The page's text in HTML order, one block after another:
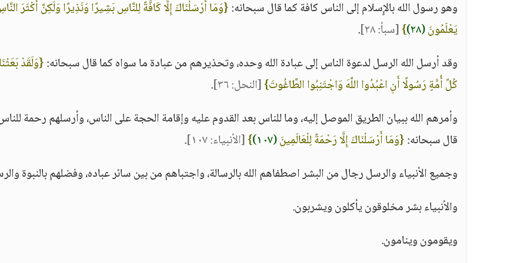
وهو رسول الله بالإٍسلام إلى الناس كافة كما قال سبحانه:{وَمَا أَرْسَلْنَاكَ إِلَّا كَافَّةً لِلنَّاسِ بَشِيرًا وَنَذِيرًا وَلَكِنَّ أَكْثَرَ
يَعْلَمُونَ(٢٨) }[سبأ: ٢٨]
.
وقد أرسل الله الرسل لدعوة الناس إلى عبادة الله وحده، وتحذيرهم من عبادة ما سواه كما قال سبحانه:{وَلَقَدْ
كُلِّ أُمَّةٍ رَسُولًا أَنِ اعْبُدُوا اللَّهَ وَاجْتَنِبُوا الطَّاغُوتَ}[النحل: ٣٦]
.
وأمرهم الله ببيان الطريق الموصل إليه، وما للناس بعد القدوم عليه وإقامة الحجة على الناس، وأرسلهم رحمة
قال سبحانه:{وَمَا أَرْسَلْنَاكَ إِلَّا رَحْمَةً لِلْعَالَمِينَ(١٠٧) }[الأنبياء: ١٠٧]
.
وجميع الأنبياء والرسل رجال من البشر اصطفاهم الله بالرسالة، واجتباهم من بين سائر عباده، وفضلهم بالنبوة
والأنبياء بشر مخلوقون يأكلون ويشربون.
ويقومون وينامون.